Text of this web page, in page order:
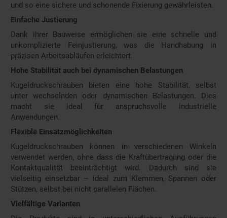
und so eine sichere und schonende Fixierung gewährleisten.
Einfache Justierung
Dank ihrer Bauweise ermöglichen sie eine schnelle und
unkomplizierte Feinjustierung, was die Handhabung in
präzisen Arbeitsabläufen erleichtert.
Hohe Stabilität auch bei dynamischen Belastungen
Kugeldruckschrauben bieten eine hohe Stabilität, selbst
unter wechselnden oder dynamischen Belastungen. Dies
macht sie ideal für anspruchsvolle industrielle
Anwendungen.
Flexible Einsatzmöglichkeiten
Kugeldruckschrauben können in verschiedenen Winkeln
verwendet werden, ohne dass die Kraftübertragung oder die
Kontaktqualität beeinträchtigt wird. Dadurch sind sie
vielseitig einsetzbar – ideal zum Klemmen, Spannen oder
Stützen, selbst bei nicht parallelen Flächen.
Vielfältige Varianten